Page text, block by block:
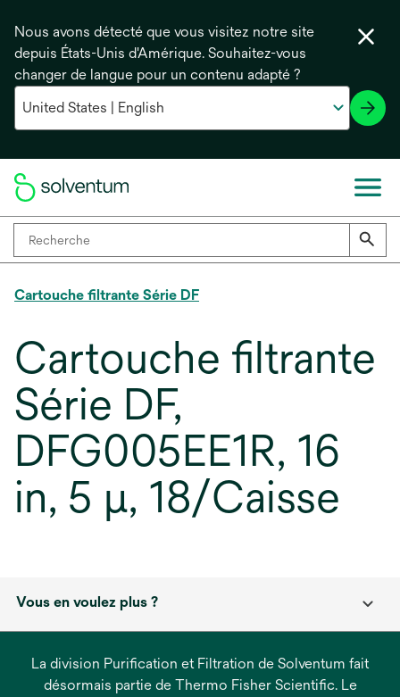
Nous avons détecté que vous visitez notre site
depuis États-Unis d'Amérique. Souhaitez-vous
changer de langue pour un contenu adapté ?
Cartouche filtrante Série DF
Cartouche filtrante
Série DF,
DFG005EE1R, 16
in, 5 μ, 18/Caisse
Vous en voulez plus ?
La division Purification et Filtration de Solventum fait
désormais partie de Thermo Fisher Scientific. Le